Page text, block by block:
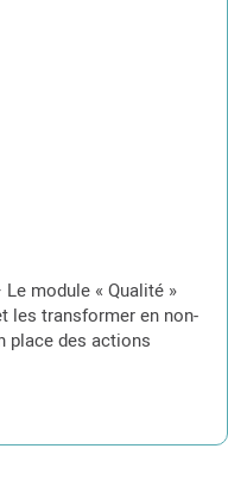
module « Qualité »
les transformer en non-
place des actions